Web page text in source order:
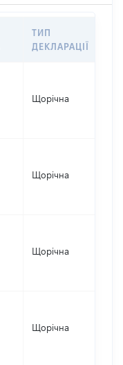
ТИП
ДЕКЛАРАЦІЇ
Щорічна
Щорічна
Щорічна
Щорічна